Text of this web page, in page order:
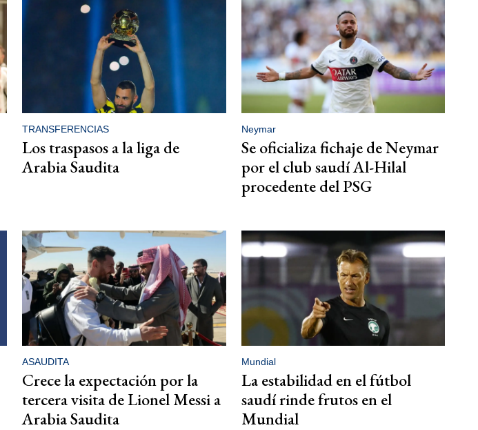
TRANSFERENCIAS
Los traspasos a la liga de
Arabia Saudita
Neymar
Se oficializa fichaje de Neymar
por el club saudí Al-Hilal
procedente del PSG
ASAUDITA
Crece la expectación por la
tercera visita de Lionel Messi a
Arabia Saudita
Mundial
La estabilidad en el fútbol
saudí rinde frutos en el
Mundial